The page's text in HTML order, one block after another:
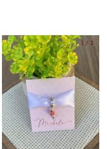
1 / 2